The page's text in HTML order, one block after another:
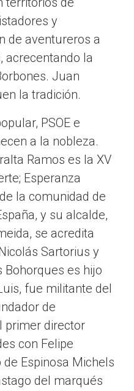
y
de aventureros a
acrecentando la
Juan
la tradición.
PSOE e
a la nobleza.
Ramos es la XV
Esperanza
la comunidad de
y su alcalde,
se acredita
Sartorius y
Bohorques es hijo
fue militante del
de
primer director
con Felipe
Espinosa Michels
del marqués